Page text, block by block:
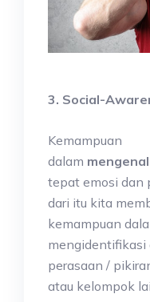
3. Social-
Kemampuan
dalam
tepat emosi dan
dari itu kita
kemampuan
mengidentifikasi
perasaan /
atau kelompok